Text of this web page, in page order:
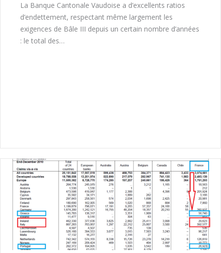
La Banque Cantonale Vaudoise a d’excellents ratios
d’endettement, respectant même largement les
exigences de Bâle III depuis un certain nombre d’années
: le total des…